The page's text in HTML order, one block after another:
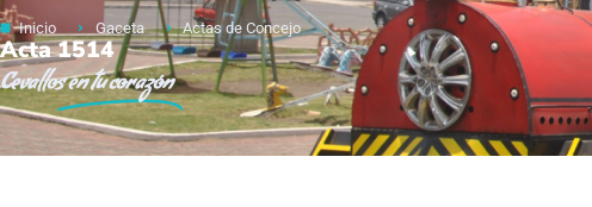
Inicio Gaceta Actas de Concejo
Acta 1514
Cevallosen tu corazón